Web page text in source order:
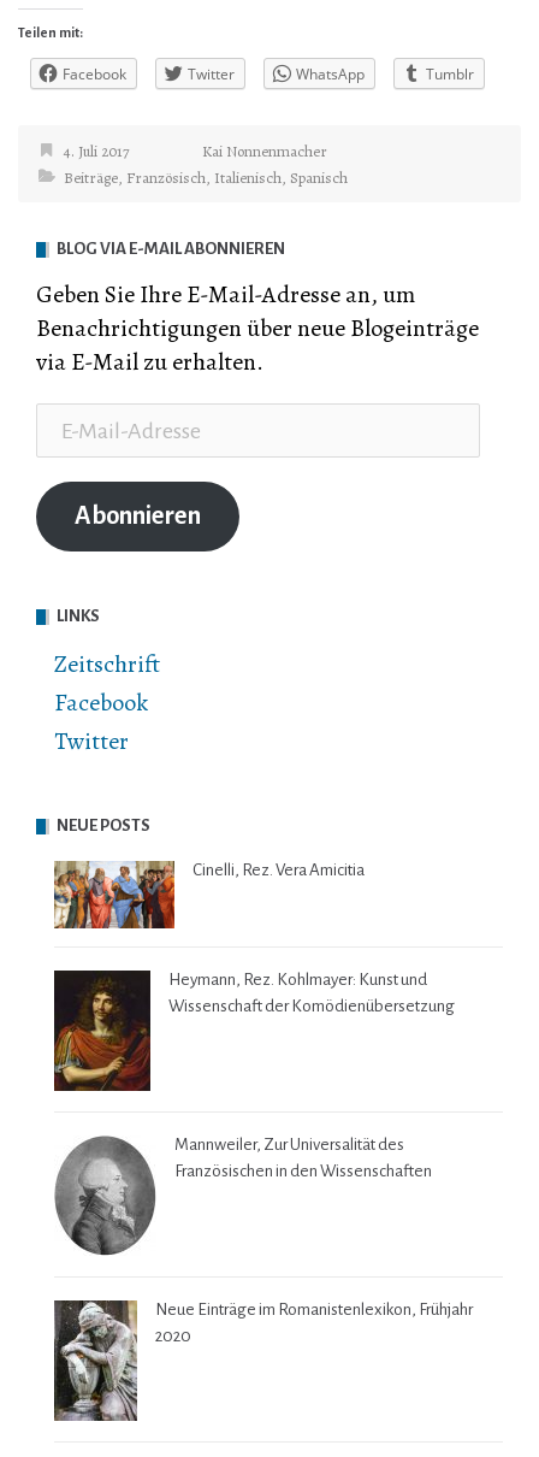
Teilen mit:
Facebook Twitter WhatsApp Tumblr
4. Juli 2017
Kai Nonnenmacher
Beiträge, Französisch, Italienisch, Spanisch
BLOG VIA E-MAIL ABONNIEREN
Geben Sie Ihre E-Mail-Adresse an, um
Benachrichtigungen über neue Blogeinträge
via E-Mail zu erhalten.
Mail-
Adresse
Abonnieren
LINKS
Zeitschrift
Facebook
Twitter
NEUE POSTS
Cinelli, Rez. Vera Amicitia
Heymann, Rez. Kohlmayer: Kunst und
Wissenschaft der Komödienübersetzung
Mannweiler, Zur Universalität des
Französischen in den Wissenschaften
Neue Einträge im Romanistenlexikon, Frühjahr
2020